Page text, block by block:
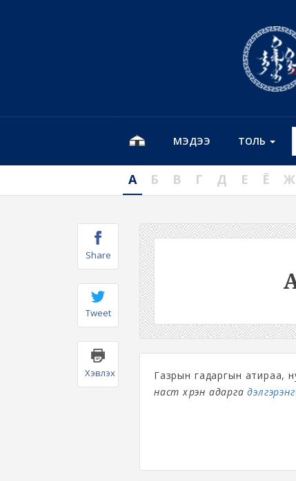
МЭДЭЭ ТОЛЬ
А Б В Г Д Е Ё Ж
Share
Tweet
Хэвлэх Газрын гадаргын атираа,
наст хүрэн адарга